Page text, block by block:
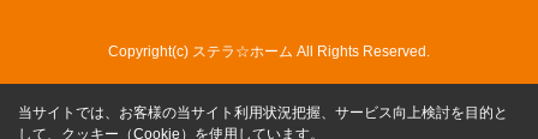
Copyright(c) ステラ☆ホーム All Rights Reserved.
当サイトでは、お客様の当サイト利用状況把握、サービス向上検討を目的と
して、クッキー（Cookie）を使用しています。